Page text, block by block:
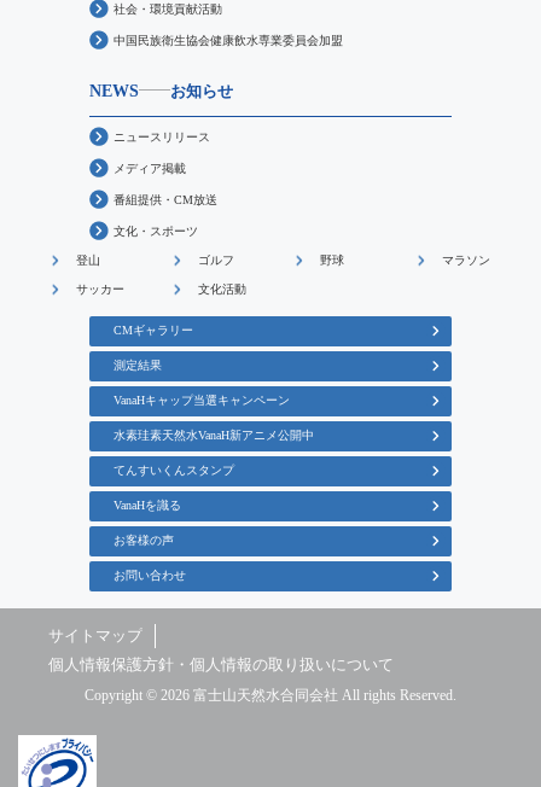
社会・環境貢献活動
中国民族衛生協会健康飲水専業委員会加盟
NEWS お知らせ
ニュースリリース
メディア掲載
番組提供・CM放送
文化・スポーツ
登山 ゴルフ 野球 マラソン
サッカー 文化活動
CMギャラリー
測定結果
VanaHキャップ当選キャンペーン
水素珪素天然水VanaH新アニメ公開中
てんすいくんスタンプ
VanaHを識る
お客様の声
お問い合わせ
サイトマップ
個人情報保護方針・個人情報の取り扱いについて
Copyright © 2026 富士山天然水合同会社 All rights Reserved.